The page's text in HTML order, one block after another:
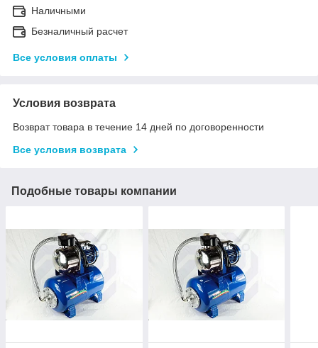
Наличными
Безналичный расчет
Все условия оплаты
Условия возврата
Возврат товара в течение 14 дней по договоренности
Все условия возврата
Подобные товары компании